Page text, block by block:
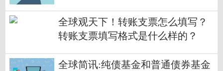
全球观天下！转账支票怎么填写？
转账支票填写格式是什么样的？
全球简讯:纯债基金和普通债券基金